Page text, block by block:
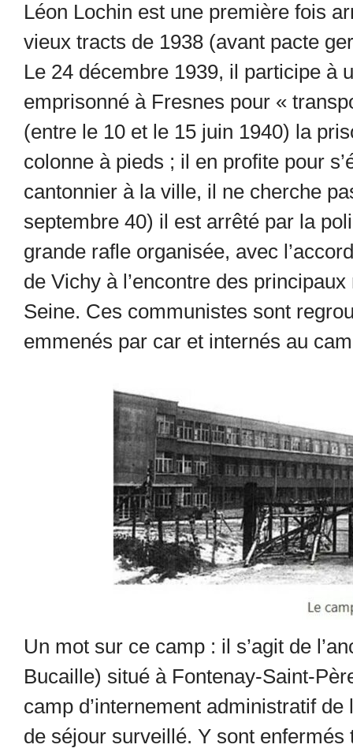
Léon Lochin est une première fois
vieux tracts de 1938 (avant pacte
Le 24 décembre 1939, il participe à
emprisonné à Fresnes pour «
(entre le 10 et le 15 juin 1940) la
colonne à pieds ; il en profite pour
cantonnier à la ville, il ne cherche
septembre 40) il est arrêté par la
grande rafle organisée, avec
de Vichy à l’encontre des
Seine. Ces communistes sont
emmenés par car et internés au
Un mot sur ce camp : il s’agit de
Bucaille) situé à Fontenay-Saint-
camp d’internement administratif
de séjour surveillé. Y sont